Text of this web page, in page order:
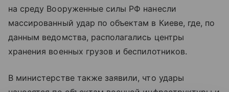
на среду Вооруженные силы РФ нанесли
массированный удар по объектам в Киеве, где, по
данным ведомства, располагались центры
хранения военных грузов и беспилотников.
В министерстве также заявили, что удары